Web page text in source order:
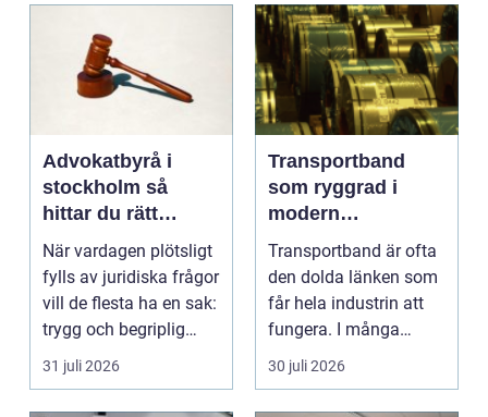
Advokatbyrå i
stockholm så
hittar du rätt
juridisk hjälp
När vardagen plötsligt
fylls av juridiska frågor
vill de flesta ha en sak:
trygg och begriplig
hjälp...
31 juli 2026
Transportband
som ryggrad i
modern
produktion
Transportband är ofta
den dolda länken som
får hela industrin att
fungera. I många
fabriker, termina...
30 juli 2026